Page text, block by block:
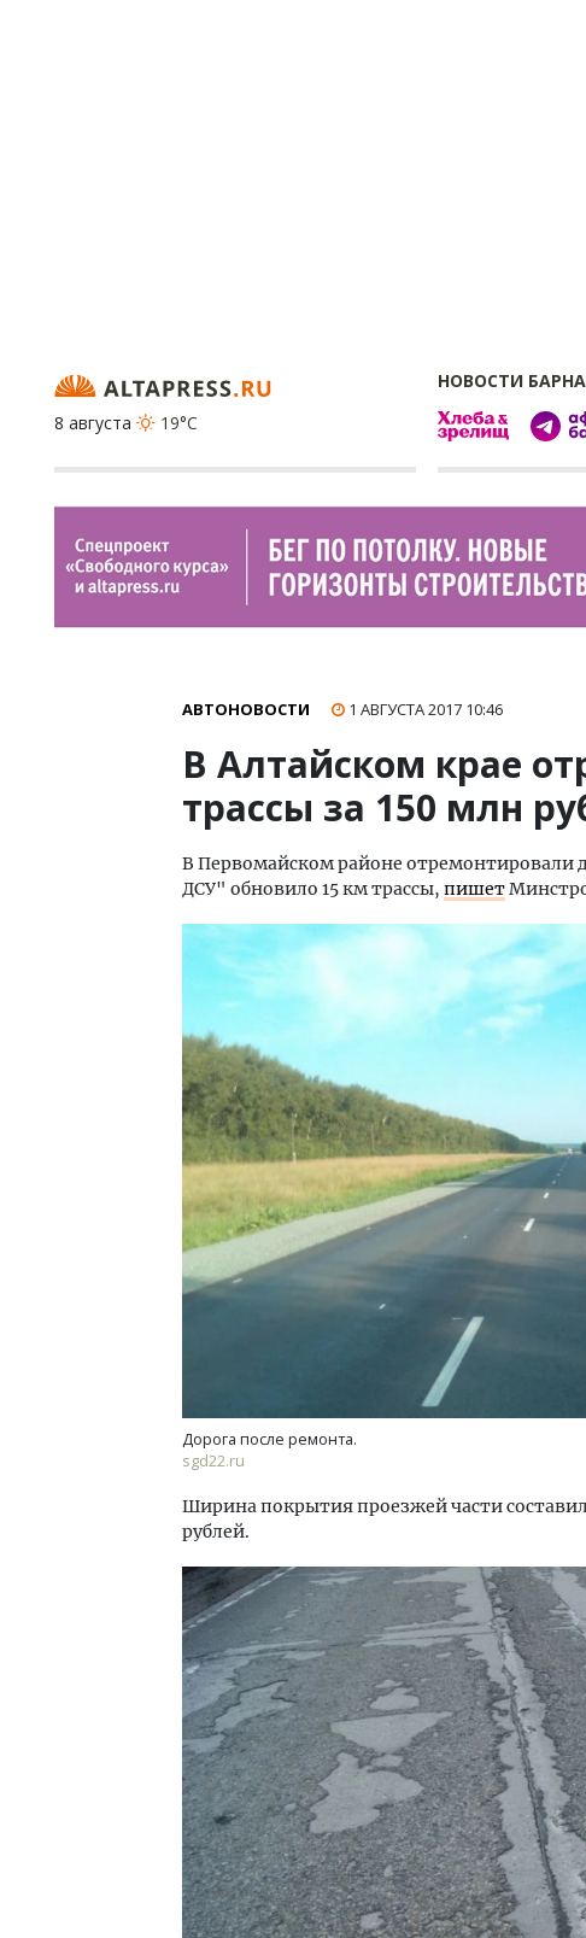
НОВОСТИ
8 августа
19°C
АВТОНОВОСТИ 1 АВГУСТА 2017 10:46
В Алтайском крае
трассы за 150 млн
В Первомайском районе отремонтировали
ДСУ" обновило 15 км трассы, пишет
Дорога после ремонта.
sgd22.ru
Ширина покрытия проезжей части
рублей.
земли.